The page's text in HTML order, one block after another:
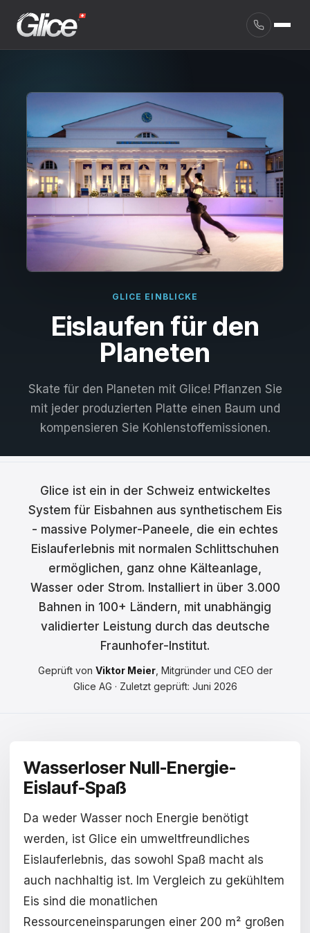
English
Français
Italiano
Español
Svenska
Suomi
Čeština
Hrvatski
한국어
Русский
Slovenčina
Türkçe
العربية
GLICE EINBLICKE
Eislaufen für den
Planeten
Skate für den Planeten mit Glice! Pflanzen Sie
mit jeder produzierten Platte einen Baum und
kompensieren Sie Kohlenstoffemissionen.
Glice ist ein in der Schweiz entwickeltes
System für Eisbahnen aus synthetischem Eis
- massive Polymer-Paneele, die ein echtes
Eislauferlebnis mit normalen Schlittschuhen
ermöglichen, ganz ohne Kälteanlage,
Wasser oder Strom. Installiert in über 3.000
Bahnen in 100+ Ländern, mit unabhängig
validierter Leistung durch das deutsche
Fraunhofer-Institut.
Geprüft von Viktor Meier, Mitgründer und CEO der
Glice AG · Zuletzt geprüft: Juni 2026
Wasserloser Null-Energie-
Eislauf-Spaß
Da weder Wasser noch Energie benötigt
werden, ist Glice ein umweltfreundliches
Eislauferlebnis, das sowohl Spaß macht als
auch nachhaltig ist. Im Vergleich zu gekühltem
Eis sind die monatlichen
Ressourceneinsparungen einer 200 m² großen